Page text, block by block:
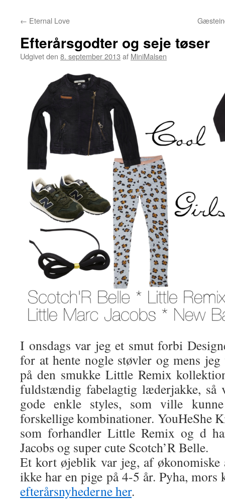
← Eternal Love
Efterårsgodter og seje tøser
Udgivet den 8. september 2013 af MiniMalsen
I onsdags var jeg et smut forbi
for at hente nogle støvler og mens
på den smukke Little Remix
fuldstændig fabelagtig læderjakke, så
gode enkle styles, som ville
forskellige kombinationer. YouHeShe
som forhandler Little Remix og d
Jacobs og super cute Scotch’R Belle.
Et kort øjeblik var jeg, af økonomiske
ikke har en pige på 4-5 år. Pyha,
efterårsnyhederne her.